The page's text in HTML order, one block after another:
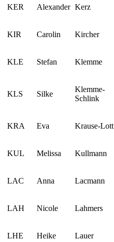
KER Alexander Kerz
KIR Carolin Kircher
KLE Stefan Klemme
KLS Silke
Klemme-
Schlink
KRA Eva Krause-Lott
KUL Melissa Kullmann
LAC Anna Lacmann
LAH Nicole Lahmers
LHE Heike Lauer